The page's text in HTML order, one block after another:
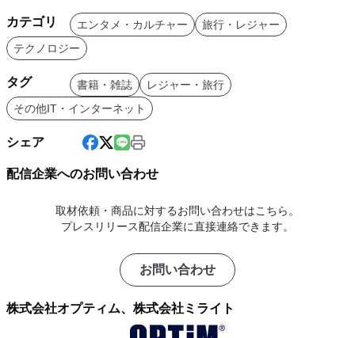
カテゴリ エンタメ・カルチャー
旅行・レジャー
テクノロジー
タグ 書籍・雑誌
レジャー・旅行
その他IT・インターネット
シェア
配信企業へのお問い合わせ
取材依頼・商品に対するお問い合わせはこちら。
プレスリリース配信企業に直接連絡できます。
お問い合わせ
株式会社オプティム、株式会社ミライト